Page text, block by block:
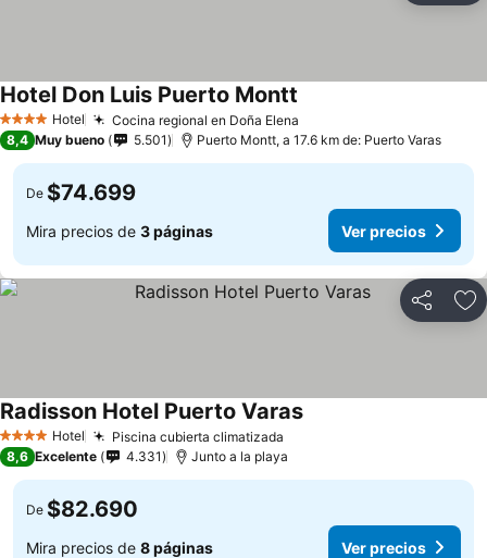
4 EstrellasHotel Cocina regional en Doña Elena
Hotel Don Luis Puerto Montt
8,4 Muy bueno 5.501 Puerto Montt, a 17.6 km de: Puerto Varas
De $74.699
Mira precios de 3 páginas Ver precios
Compartir
4 EstrellasHotel Piscina cubierta climatizada
Radisson Hotel Puerto VarasVer precios
8,6 Excelente 4.331 Junto a la playa
De $82.690
Mira precios de 8 páginas Ver precios